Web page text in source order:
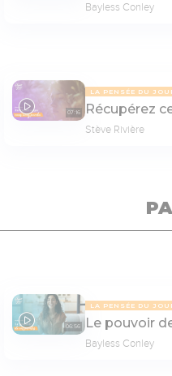
Bayless Conley
07:16
LA PENSÉE DU
Récupérez
Stève Rivière
06:56
LA PENSÉE DU
Le pouvoir
Bayless Conley